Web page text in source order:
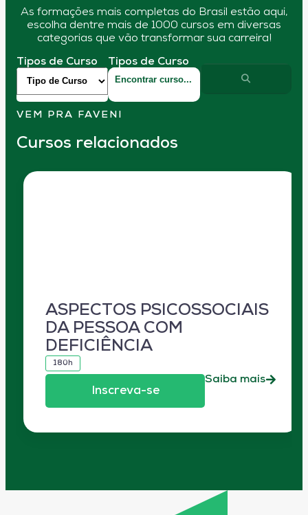
As formações mais completas do Brasil estão aqui,
escolha dentre mais de 1000 cursos em diversas
categorias que vão transformar sua carreira!
Tipos de Curso Tipos de Curso
VEM PRA FAVENI
Cursos relacionados
ASPECTOS PSICOSSOCIAIS
DA PESSOA COM
DEFICIÊNCIA
180h
Inscreva-se
Saiba mais